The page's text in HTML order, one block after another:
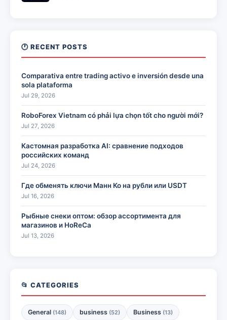
🕐 RECENT POSTS
Comparativa entre trading activo e inversión desde una
sola plataforma
Jul 29, 2026
RoboForex Vietnam có phải lựa chọn tốt cho người mới?
Jul 27, 2026
Кастомная разработка AI: сравнение подходов
российских команд
Jul 24, 2026
Где обменять ключи Манн Ко на рубли или USDT
Jul 16, 2026
Рыбные снеки оптом: обзор ассортимента для
магазинов и HoReCa
Jul 13, 2026
📂 CATEGORIES
General (148) business (52) Business (13)